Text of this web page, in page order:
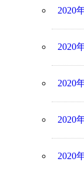
2020
2020
2020
2020
2020